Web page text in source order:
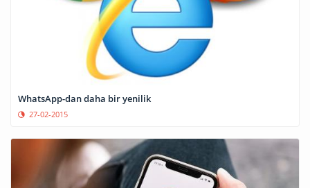
WhatsApp-dan daha bir yenilik
27-02-2015